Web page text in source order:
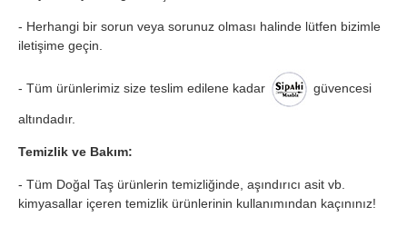
- Herhangi bir sorun veya sorunuz olması halinde lütfen bizimle
iletişime geçin.
- Tüm ürünlerimiz size teslim edilene kadar güvencesi
altındadır.
Temizlik ve Bakım:
- Tüm Doğal Taş ürünlerin temizliğinde, aşındırıcı asit vb.
kimyasallar içeren temizlik ürünlerinin kullanımından kaçınınız!